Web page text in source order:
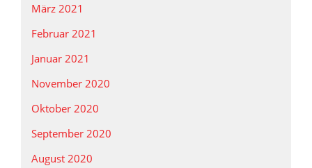
März 2021
Februar 2021
Januar 2021
November 2020
Oktober 2020
September 2020
August 2020